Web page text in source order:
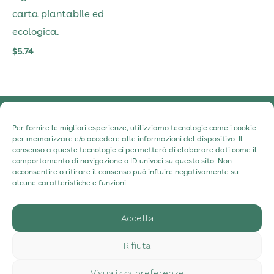
Per fornire le migliori esperienze, utilizziamo tecnologie come i cookie
per memorizzare e/o accedere alle informazioni del dispositivo. Il
consenso a queste tecnologie ci permetterà di elaborare dati come il
comportamento di navigazione o ID univoci su questo sito. Non
acconsentire o ritirare il consenso può influire negativamente su
alcune caratteristiche e funzioni.
Accetta
Rifiuta
carta piantabile ed
ecologica.
$5.74
Informativa sulla Privacy
Informativa sui cookie
Contatti
Chi siamo
hello@myecostudio.com
+34 630 98 31 91